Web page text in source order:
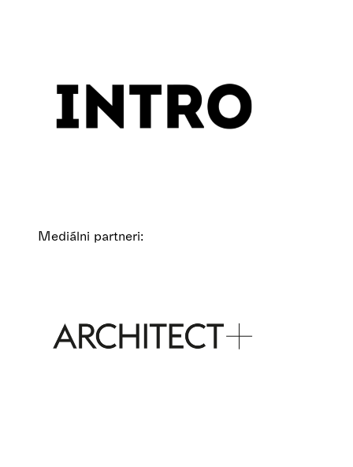
Mediálni partneri: